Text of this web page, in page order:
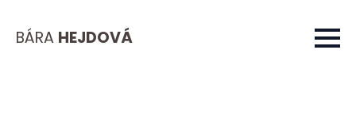
BÁRA HEJDOVÁ